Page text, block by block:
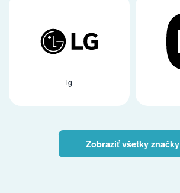
lg
Zobraziť všetky značky